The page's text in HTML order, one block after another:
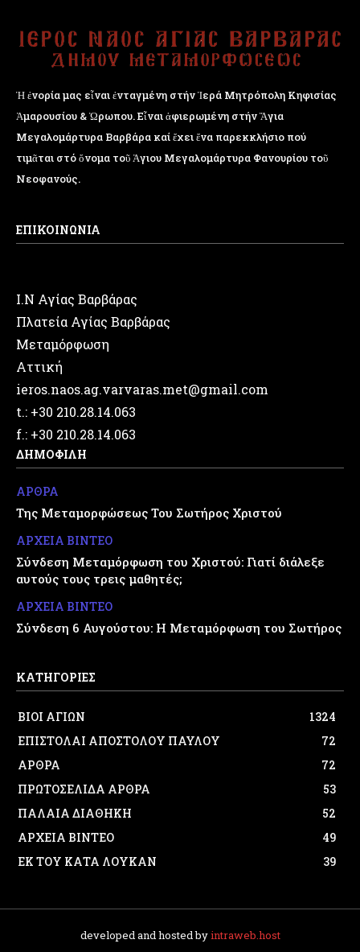
Ἡ ἐνορία μας εἶναι ἐνταγμένη στήν Ἱερά Μητρόπολη Κηφισίας
Ἁμαρουσίου & Ὠρωπου. Εἶναι ἀφιερωμένη στήν Ἅγια
Μεγαλομάρτυρα Βαρβάρα καί ἔχει ἕνα παρεκκλήσιο πού
τιμᾶται στό ὄνομα τοῦ Ἁγιου Μεγαλομάρτυρα Φανουρίου τοῦ
Νεοφανούς.
ΕΠΙΚΟΙΝΩΝΙΑ
Ι.Ν Αγίας Βαρβάρας
Πλατεία Αγίας Βαρβάρας
Μεταμόρφωση
Αττική
ieros.naos.ag.varvaras.met@gmail.com
t.: +30 210.28.14.063
f.: +30 210.28.14.063
ΔΗΜΟΦΙΛΗ
ΑΡΘΡΑ
Της Μεταμορφώσεως Του Σωτήρος Χριστού
ΑΡΧΕΙΑ ΒΙΝΤΕΟ
Σύνδεση Μεταμόρφωση του Χριστού: Γιατί διάλεξε
αυτούς τους τρεις μαθητές;
ΑΡΧΕΙΑ ΒΙΝΤΕΟ
Σύνδεση 6 Αυγούστου: Η Μεταμόρφωση του Σωτήρος
ΚΑΤΗΓΟΡΙΕΣ
ΒΙΟΙ ΑΓΙΩΝ
1324
ΕΠΙΣΤΟΛΑΙ ΑΠΟΣΤΟΛΟΥ ΠΑΥΛΟΥ
72
ΑΡΘΡΑ
72
ΠΡΩΤΟΣΕΛΙΔΑ ΑΡΘΡΑ
53
ΠΑΛΑΙΑ ΔΙΑΘΗΚΗ
52
ΑΡΧΕΙΑ ΒΙΝΤΕΟ
49
ΕΚ ΤΟΥ ΚΑΤΑ ΛΟΥΚΑΝ
39
developed and hosted byintraweb.host